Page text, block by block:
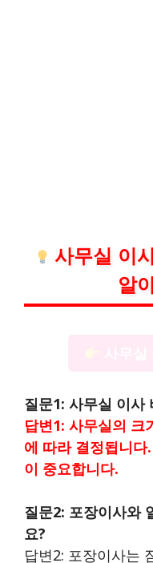
사무실 이
알
질문1: 사무실 이사
답변1: 사무실의 크
에 따라 결정됩니
이 중요합니다.
질문2: 포장이사와
요?
답변2: 포장이사는